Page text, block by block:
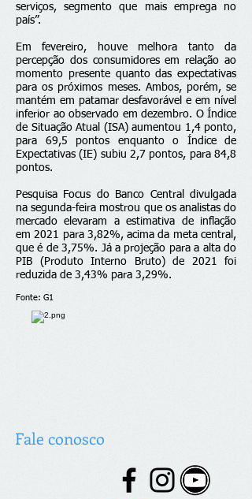
serviços, segmento que mais emprega no
país”.
Em fevereiro, houve melhora tanto da
percepção dos consumidores em relação ao
momento presente quanto das expectativas
para os próximos meses. Ambos, porém, se
mantém em patamar desfavorável e em nível
inferior ao observado em dezembro. O Índice
de Situação Atual (ISA) aumentou 1,4 ponto,
para 69,5 pontos enquanto o Índice de
Expectativas (IE) subiu 2,7 pontos, para 84,8
pontos.
Pesquisa Focus do Banco Central
divulgada
na segunda-feira mostrou que os analistas do
mercado elevaram a estimativa de inflação
em 2021 para 3,82%, acima da meta central,
que é de 3,75%. Já a projeção para a alta do
PIB (Produto Interno Bruto) de 2021 foi
reduzida de 3,43% para 3,29%.
Fonte: G1
Fale conosco